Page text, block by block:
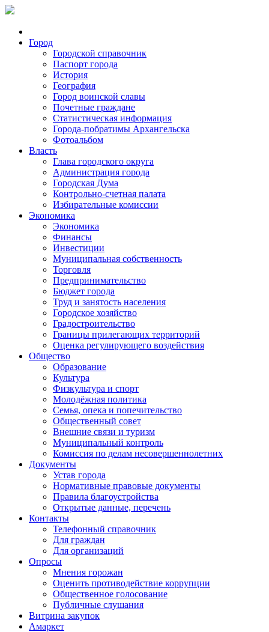
Город
Городской справочник
Паспорт города
История
География
Город воинской славы
Почетные граждане
Статистическая информация
Города-побратимы Архангельска
Фотоальбом
Власть
Глава городского округа
Администрация города
Городская Дума
Контрольно-счетная палата
Избирательные комиссии
Экономика
Экономика
Финансы
Инвестиции
Муниципальная собственность
Торговля
Предпринимательство
Бюджет города
Труд и занятость населения
Городское хозяйство
Градостроительство
Границы прилегающих территорий
Оценка регулирующего воздействия
Общество
Образование
Культура
Физкультура и спорт
Молодёжная политика
Семья, опека и попечительство
Общественный совет
Внешние связи и туризм
Муниципальный контроль
Комиссия по делам несовершеннолетних
Документы
Устав города
Нормативные правовые документы
Правила благоустройства
Открытые данные, перечень
Контакты
Телефонный справочник
Для граждан
Для организаций
Опросы
Мнения горожан
Оценить противодействие коррупции
Общественное голосование
Публичные слушания
Витрина закупок
Амаркет